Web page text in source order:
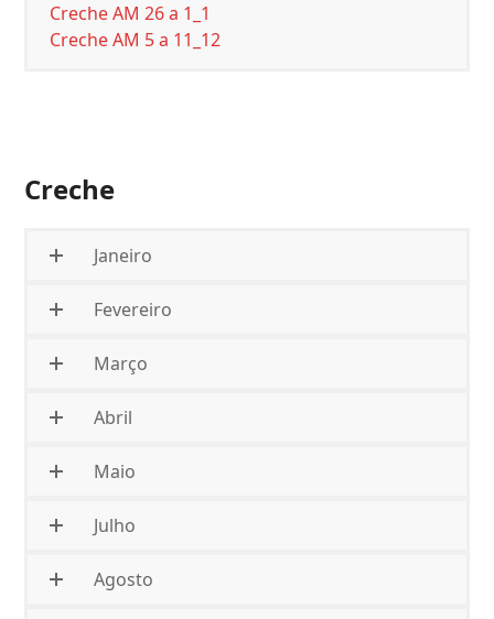
Creche AM 26 a 1_1
Creche AM 5 a 11_12
Creche
Janeiro
Fevereiro
Março
Abril
Maio
Julho
Agosto